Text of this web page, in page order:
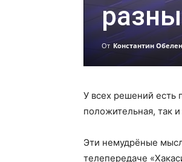
От Константин
У всех решений есть
положительная, так
Эти немудрёные
телепередаче